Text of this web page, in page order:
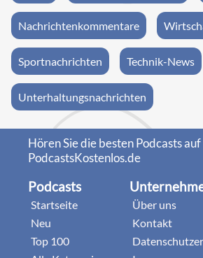
Nachrichtenkommentare
Sportnachrichten Technik-News
Unterhaltungsnachrichten
Hören Sie die besten Podcasts auf
PodcastsKostenlos.de
Podcasts
Startseite
Neu
Top 100
Über uns
Kontakt